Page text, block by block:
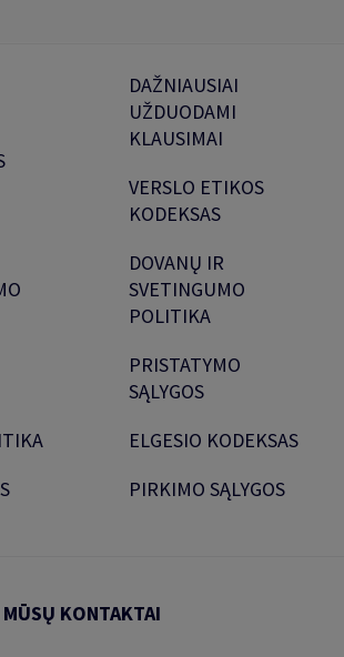
DAŽNIAUSIAI
UŽDUODAMI
KLAUSIMAI
VERSLO ETIKOS
KODEKSAS
DOVANŲ IR
SVETINGUMO
POLITIKA
PRISTATYMO
SĄLYGOS
ELGESIO KODEKSAS
PIRKIMO SĄLYGOS
MŪSŲ KONTAKTAI